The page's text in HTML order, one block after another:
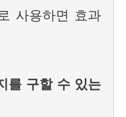
사용하면 효과
를 구할 수 있는